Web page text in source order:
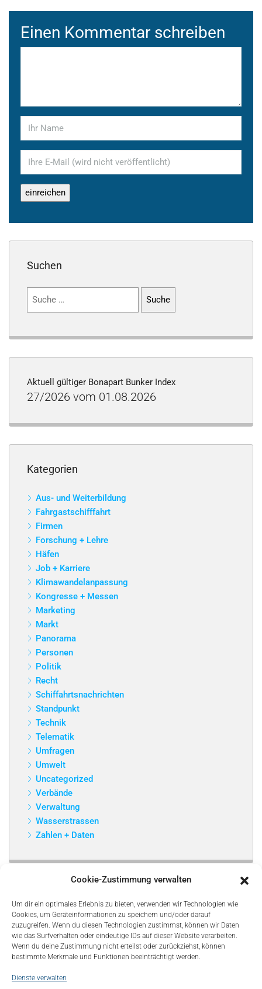
Cookie-Zustimmung verwalten
Um dir ein optimales Erlebnis zu bieten, verwenden wir Technologien wie
Cookies, um Geräteinformationen zu speichern und/oder darauf
zuzugreifen. Wenn du diesen Technologien zustimmst, können wir Daten
wie das Surfverhalten oder eindeutige IDs auf dieser Website verarbeiten.
Wenn du deine Zustimmung nicht erteilst oder zurückziehst, können
bestimmte Merkmale und Funktionen beeinträchtigt werden.
Dienste verwalten
Einen Kommentar schreiben
Suchen
Suchen
Aktuell gültiger Bonapart Bunker Index
27/2026 vom 01.08.2026
Kategorien
Aus- und Weiterbildung
Fahrgastschifffahrt
Firmen
Forschung + Lehre
Häfen
Job + Karriere
Klimawandelanpassung
Kongresse + Messen
Marketing
Markt
Panorama
Personen
Politik
Recht
Schiffahrtsnachrichten
Standpunkt
Technik
Telematik
Umfragen
Umwelt
Uncategorized
Verbände
Verwaltung
Wasserstrassen
Zahlen + Daten